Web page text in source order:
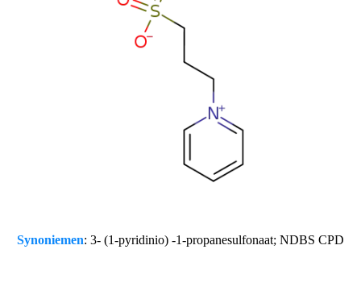
Synoniemen: 3- (1-pyridinio) -1-propanesulfonaat; NDBS CPD